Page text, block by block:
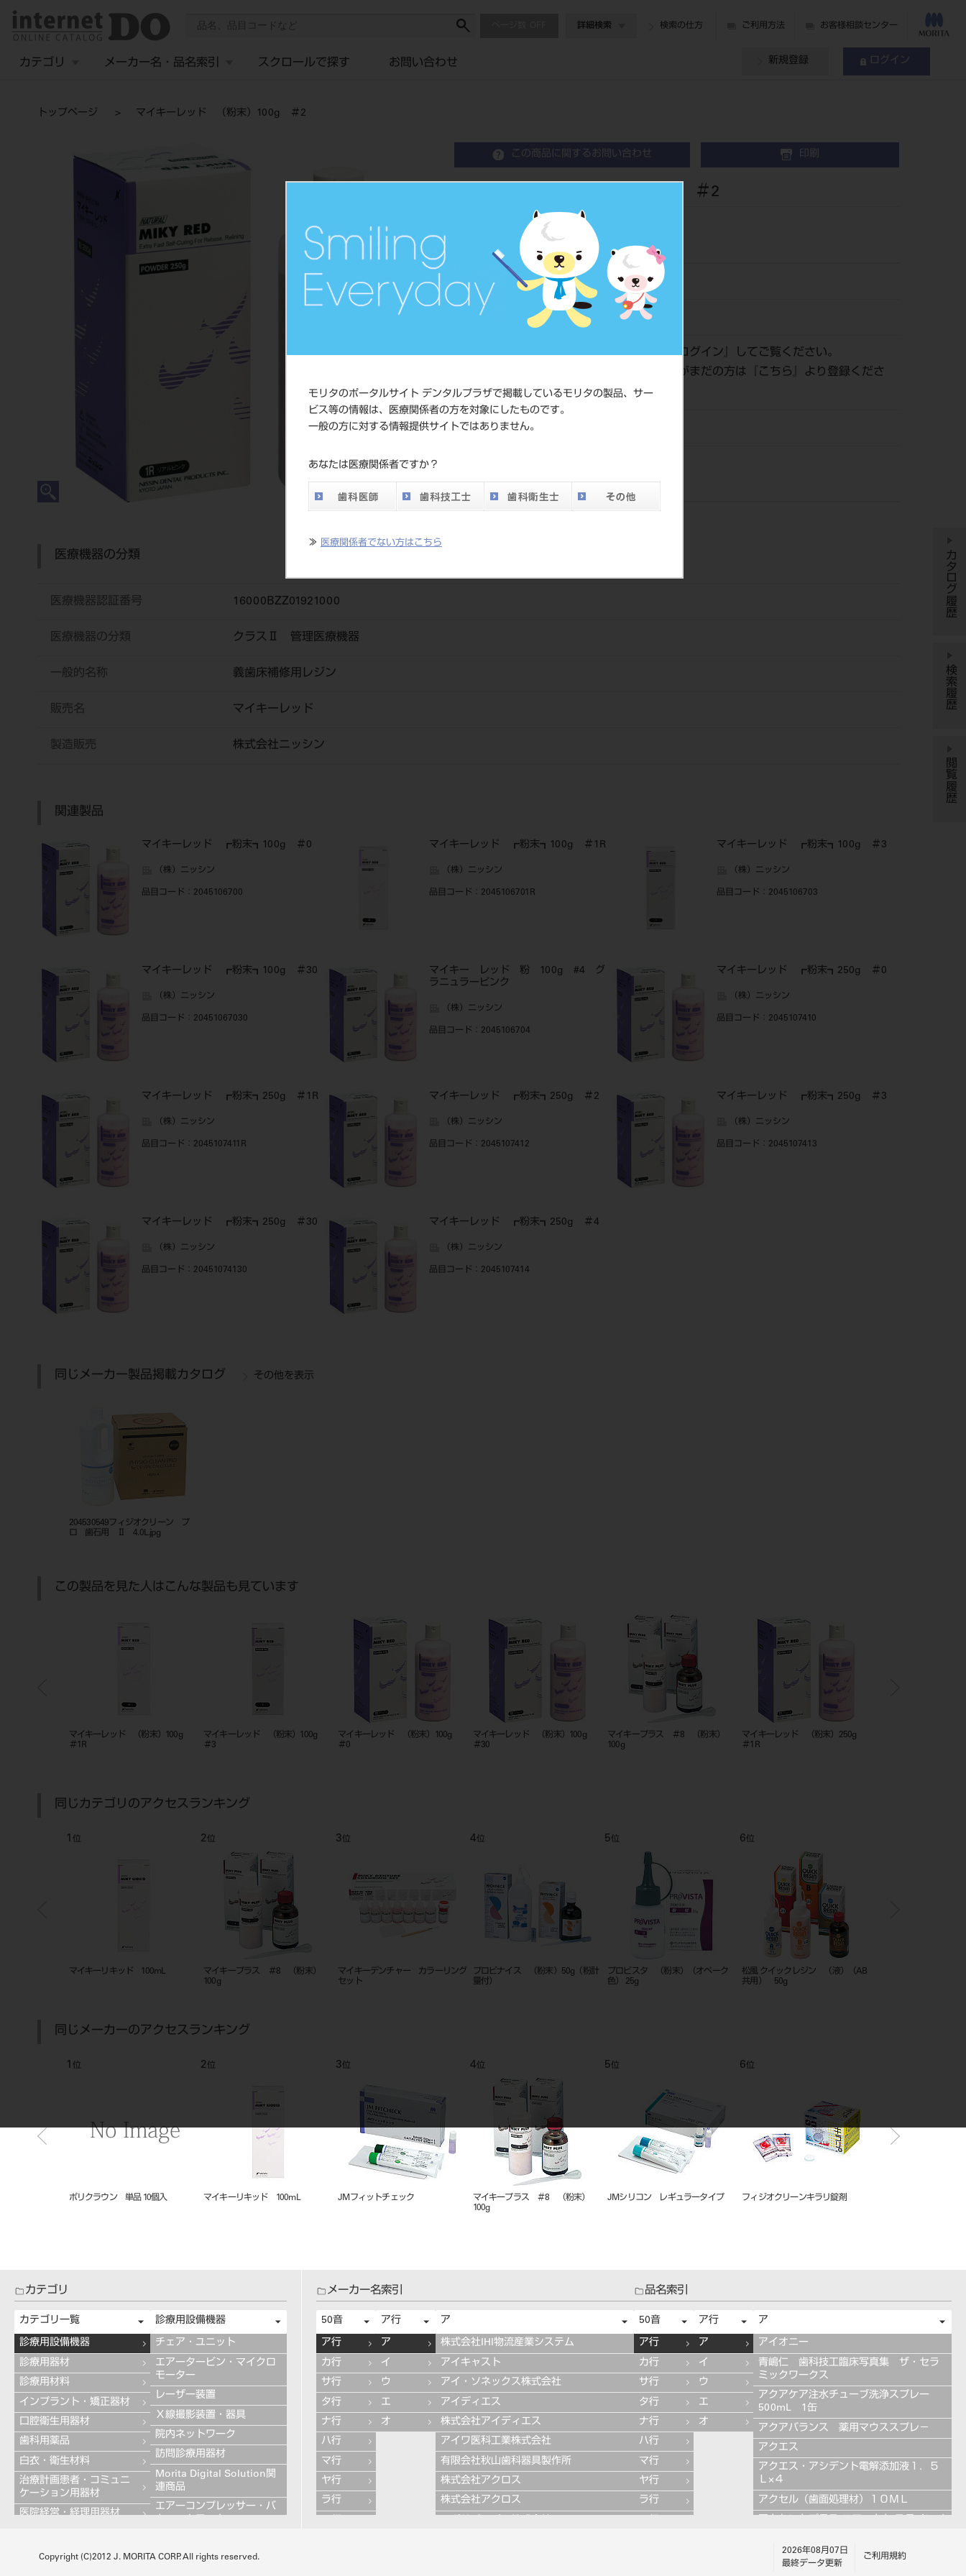
モリタのポータルサイト デンタルプラザで掲載しているモリタの製品、サー
ビス等の情報は、医療関係者の方を対象にしたものです。
一般の方に対する情報提供サイトではありません。
あなたは医療関係者ですか？
≫ 医療関係者でない方はこちら
詳細検索 検索の仕方 ご利用方法 お客様相談センター
カテゴリ メーカー名・品名索引 スクロールで探す お問い合わせ 新規登録 ログイン
トップページ マイキーレッド （粉末）100g ＃2
この商品に関するお問い合わせ 印刷
マイキーレッド （粉末）100g ＃2
Fast Setting Self-Curing Resin
義歯床補修用レジン
品目コード 2045106702
JAN/EANコード 4994081001901
価格の確認は『ログイン 』してご覧ください。
ネット会員登録がまだの方は『
こちら
』より登録くださ
い。
メーカー
ジ
医療機器の分類
医療機器認証番号 16000BZZ01921000
医療機器の分類 クラスⅡ 管理医療機器
一般的名称 義歯床補修用レジン
販売名 マイキーレッド
製造販売 株式会社ニッシン
関連製品
マイキーレッド ┏粉末┓100g ＃0
（株）ニッシン
品目コード ：2045106700
マイキーレッド ┏粉末┓100g ＃1R
（株）ニッシン
品目コード ：2045106701R
マイキーレッド ┏粉末┓100g ＃3
（株）ニッシン
品目コード ：2045106703
マイキーレッド ┏粉末┓100g ＃30
（株）ニッシン
品目コード ：20451067030
マイキー レッド 粉 100g #4 グ
ラニュラーピンク
（株）ニッシン
品目コード ：2045106704
マイキーレッド ┏粉末┓250g ＃0
（株）ニッシン
品目コード ：2045107410
マイキーレッド ┏粉末┓250g ＃1R
（株）ニッシン
品目コード ：2045107411R
マイキーレッド ┏粉末┓250g ＃2
（株）ニッシン
品目コード ：2045107412
マイキーレッド ┏粉末┓250g ＃3
（株）ニッシン
品目コード ：2045107413
マイキーレッド ┏粉末┓250g ＃30
（株）ニッシン
品目コード ：20451074130
マイキーレッド ┏粉末┓250g ＃4
（株）ニッシン
品目コード ：2045107414
同じメーカー製品掲載カタログ その他を表示
204530549フィジオクリーン プ
ロ 歯石用 Ⅱ 4.0L.jpg
この製品を見た人はこんな製品も見ています
マイキーレッド （粉末）100g
＃1R
マイキーレッド （粉末）100g
＃3
マイキーレッド （粉末）100g
＃0
マイキーレッド （粉末）100g
＃30
マイキープラス ＃8 （粉末）
100g
マイキーレッド （粉末）250g
＃1R
同じカテゴリのアクセスランキング
1 位
マイキーリキッド 100mL
2 位
マイキープラス ＃8 （粉末）
100g
3位
マイキーデンチャー カラーリング
セット
4位
プロビナイス （粉末）50g（粉計
量付）
5位
プロビスタ （粉末）（オペーク
色） 25g
6位
松風 クイックレジン （液）（AB
共用） 50g
同じメーカーのアクセスランキング
1 位
ポリクラウン 単品 10個入
2 位
マイキーリキッド 100mL
3位
JMフィットチェック
4位
マイキープラス ＃8 （粉末）
100g
5位
JMシリコン レギュラータイプ
6位
フィジオクリーンキラリ錠剤
カタログ履歴
検索履歴
閲覧履歴
カテゴリ
カテゴリ一覧
診療用設備機器
診療用器材
診療用材料
インプラント・矯正器材
口腔衛生用器材
歯科用薬品
白衣・衛生材料
治療計画患者・コミュニ
ケーション用器材
医院経営・経理用器材
技工用設備機器
診療用設備機器
チェア・ユニット
エアータービン・マイクロ
モーター
レーザー装置
Ｘ線撮影装置・器具
院内ネットワーク
訪問診療用器材
Morita Digital Solution関
連商品
エアーコンプレッサー・バ
その他の診療用設備機器
メーカー名索引
50音
ア行
カ行
サ行
タ行
ナ行
ハ行
マ行
ヤ行
ラ行
ア行
ア
イ
ウ
エ
オ
ア
株式会社IHI物流産業システム
アイキャスト
アイ・ソネックス株式会社
アイディエス
株式会社アイディエス
アイワ医科工業株式会社
有限会社秋山歯科器具製作所
株式会社アクロス
株式会社アクロス
品名索引
50音
ア行
カ行
サ行
タ行
ナ行
ハ行
マ行
ヤ行
ラ行
ア行
ア
イ
ウ
エ
オ
ア
アイオニー
青嶋仁 歯科技工臨床写真集 ザ・セラ
ミックワークス
アクアケア注水チューブ洗浄スプレー
500mL 1缶
アクアバランス 薬用マウススプレ－
アクエス
アクエス・アシデント電解添加液１．５
Ｌ×４
アクセル（歯面処理材）１０ＭＬ
アクセントプラス エフェクト ステインペ
ースト 4g ES13 グレー
Copyright (C)2012 J. MORITA CORP. All rights reserved.
2026年08月07日
最終データ更新
ご利用規約